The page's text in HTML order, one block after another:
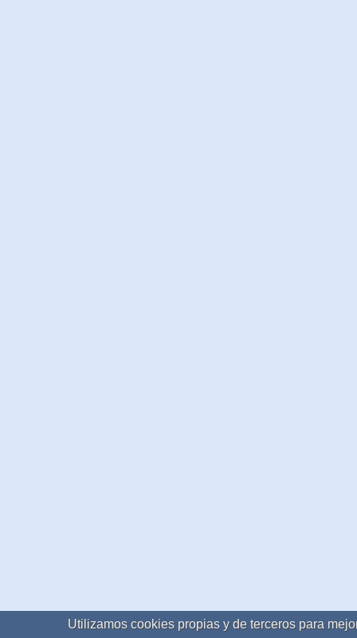
Utilizamos cookies propias y de terceros para